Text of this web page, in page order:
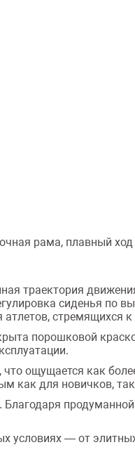
рама, плавный ход
траектория
сиденья по
стремящихся
порошковой
ощущается как
как для новичков,
условиях — от